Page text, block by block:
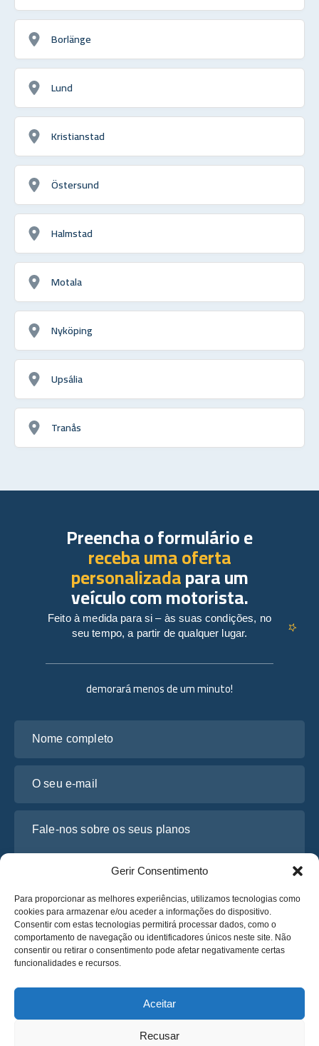
Gerir Consentimento
Para proporcionar as melhores experiências, utilizamos tecnologias como
cookies para armazenar e/ou aceder a informações do dispositivo.
Consentir com estas tecnologias permitirá processar dados, como o
comportamento de navegação ou identificadores únicos neste site. Não
consentir ou retirar o consentimento pode afetar negativamente certas
funcionalidades e recursos.
Aceitar
Recusar
Borlänge
Lund
Kristianstad
Östersund
Halmstad
Motala
Nyköping
Upsália
Tranås
demorará menos de um minuto!
Li e concordo com a
Obtenha um Orçamento
Obtenha um Orçamento
Preencha o formulário e
receba uma oferta
personalizadapara um
veículo com motorista.
Feito à medida para si – às suas condições, no
seu tempo, a partir de qualquer lugar.